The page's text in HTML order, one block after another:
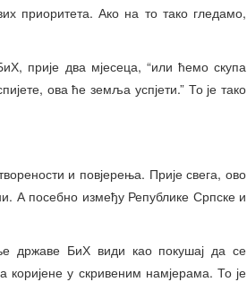
приоритета. Ако на то тако гледамо,
прије два мјесеца, “или ћемо скупа
ова ће земља успјети.” То је тако
и повјерења. Прије свега, ово
А посебно између Републике Српске и
државе БиХ види као покушај да се
у скривеним намјерама. То је